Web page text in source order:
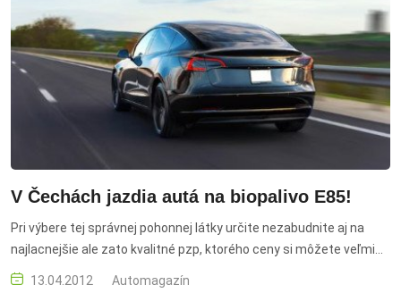
V Čechách jazdia autá na biopalivo E85!
Pri výbere tej správnej pohonnej látky určite nezabudnite aj na
najlacnejšie ale zato kvalitné pzp, ktorého ceny si môžete veľmi
jednoducho porovnať
13.04.2012 Automagazín